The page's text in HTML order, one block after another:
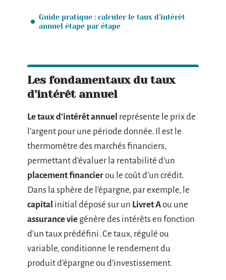
Guide pratique : calculer le taux d’intérêt
annuel étape par étape
Les fondamentaux du taux
d’intérêt annuel
Le taux d’intérêt annuel représente le prix de
l’argent pour une période donnée. Il est le
thermomètre des marchés financiers,
permettant d’évaluer la rentabilité d’un
placement financierou le coût d’un crédit.
Dans la sphère de l’épargne, par exemple, le
capital initial déposé sur un Livret Aou une
assurance vie génère des intérêts en fonction
d’un taux prédéfini. Ce taux, régulé ou
variable, conditionne le rendement du
produit d’épargne ou d’investissement.